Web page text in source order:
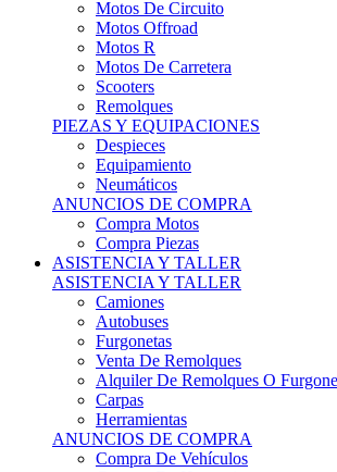
Motos R
Motos De Carretera
Scooters
Remolques
PIEZAS Y EQUIPACIONES
Despieces
Equipamiento
Neumáticos
ANUNCIOS DE COMPRA
Compra Motos
Compra Piezas
ASISTENCIA Y TALLER
ASISTENCIA Y TALLER
Camiones
Autobuses
Furgonetas
Venta De Remolques
Alquiler De Remolques O Furgones
Carpas
Herramientas
ANUNCIOS DE COMPRA
Compra De Vehículos
Compra De Herramientas